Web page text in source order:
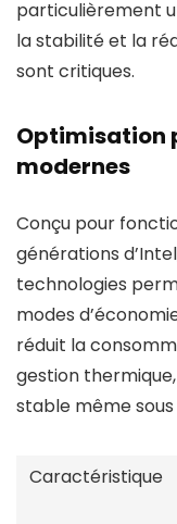
particulièrement
la stabilité et la
sont critiques.
Optimisation
modernes
Conçu pour
générations
technologies
modes
réduit la
gestion
stable même
Caractéristique